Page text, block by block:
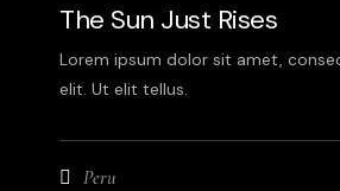
The Sun Just Rises
Lorem ipsum dolor sit amet,
elit. Ut elit tellus.
Peru